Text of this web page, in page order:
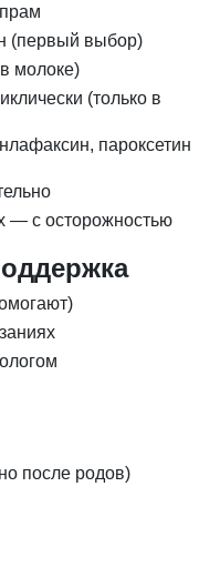
(первый выбор)
молоке)
(только в
пароксетин
— с осторожностью
после родов)